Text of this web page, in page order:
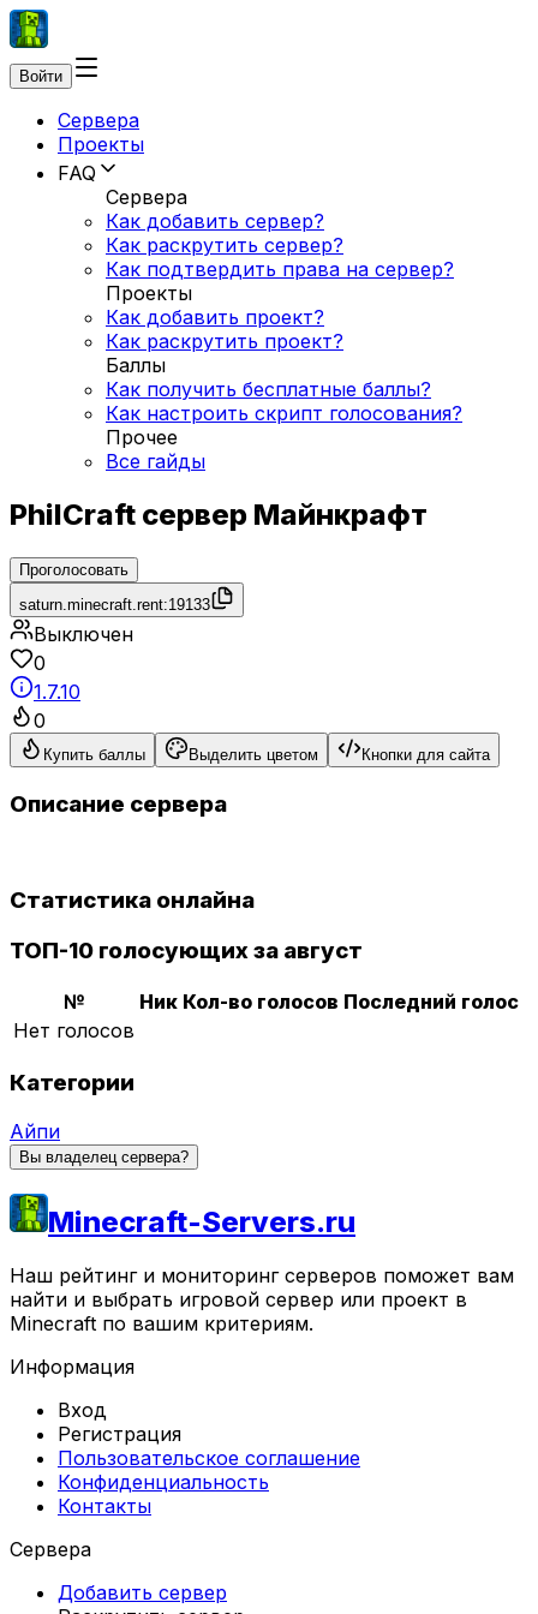
Войти
Сервера
Проекты
FAQ
Сервера
Как добавить сервер?
Как раскрутить сервер?
Как подтвердить права на сервер?
Проекты
Как добавить проект?
Как раскрутить проект?
Баллы
Как получить бесплатные баллы?
Как настроить скрипт голосования?
Прочее
Все гайды
PhilCraft сервер Майнкрафт
Проголосовать
saturn.minecraft.rent:19133
Выключен
0
1.7.10
0
Купить баллы Выделить цветом Кнопки для сайта
Описание сервера
Статистика онлайна
ТОП-10 голосующих за август
№ Ник Кол-во голосов Последний голос
Нет голосов
Категории
Айпи
Вы владелец сервера?
Minecraft-Servers.ru
Наш рейтинг и мониторинг серверов поможет вам
найти и выбрать игровой сервер или проект в
Minecraft по вашим критериям.
Информация
Вход
Регистрация
Пользовательское соглашение
Конфиденциальность
Контакты
Сервера
Добавить сервер